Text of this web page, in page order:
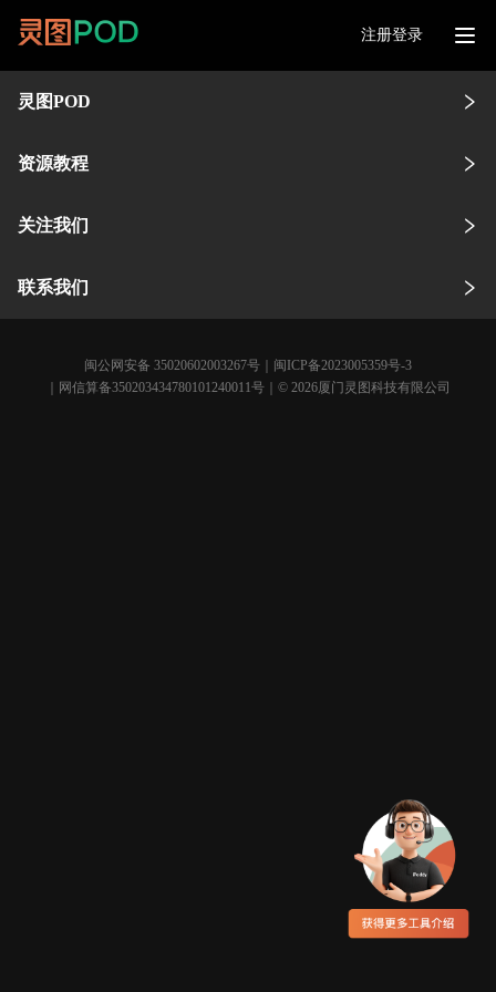
注册登录
灵图POD
资源教程
关注我们
联系我们
闽公网安备 35020602003267号
闽ICP备2023005359号-3
｜网信算备350203434780101240011号｜© 2026厦门灵图科技有限公司